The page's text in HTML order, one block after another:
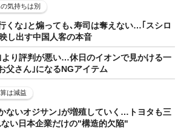
気持ちは別
くな｣と煽っても､寿司は奪えない…｢スシロ
し出す中国人客の本音
より評判が悪い…休日のイオンで見かける一
父さん｣になるNGアイテム
は減益
ないオジサン｣が増殖していく…トヨタも三
い日本企業だけの"構造的欠陥"